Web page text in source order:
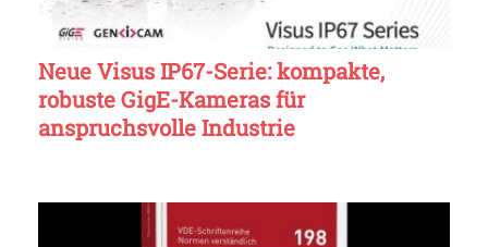
Neue Visus IP67-Serie: kompakte,
robuste GigE-Kameras für
anspruchsvolle Industrie